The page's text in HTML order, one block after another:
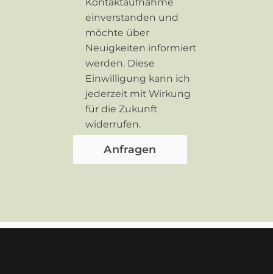
einverstanden und
möchte über
Neuigkeiten informiert
werden. Diese
Einwilligung kann ich
jederzeit mit Wirkung
für die Zukunft
widerrufen.